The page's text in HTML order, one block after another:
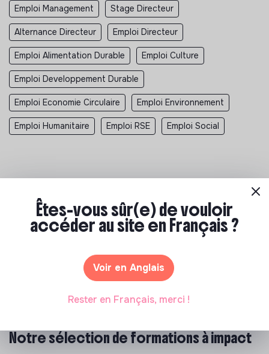
Emploi Management Stage Directeur
Alternance Directeur Emploi Directeur
Emploi Alimentation Durable Emploi Culture
Emploi Developpement Durable
Emploi Economie Circulaire Emploi Environnement
Emploi Humanitaire Emploi RSE Emploi Social
Les entreprises à impact positif et associations qui recrutent
Ville Issy les Moulineaux recrutement
Directeur Pôle Santé - CCAS - Issy-les-Moulineaux - CDI -
Direction, Autres, Autres - Services - 11/06/2026
Notre sélection de formations à impact
Êtes-vous sûr(e) de vouloir
accéder au site en Français ?
Voir en Anglais
Rester en Français, merci !